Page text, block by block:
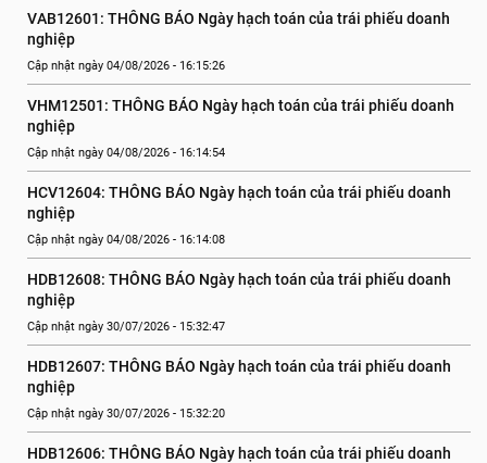
VAB12601: THÔNG BÁO Ngày hạch toán của trái phiếu doanh
nghiệp
Cập nhật ngày 04/08/2026 - 16:15:26
VHM12501: THÔNG BÁO Ngày hạch toán của trái phiếu doanh
nghiệp
Cập nhật ngày 04/08/2026 - 16:14:54
HCV12604: THÔNG BÁO Ngày hạch toán của trái phiếu doanh
nghiệp
Cập nhật ngày 04/08/2026 - 16:14:08
HDB12608: THÔNG BÁO Ngày hạch toán của trái phiếu doanh
nghiệp
Cập nhật ngày 30/07/2026 - 15:32:47
HDB12607: THÔNG BÁO Ngày hạch toán của trái phiếu doanh
nghiệp
Cập nhật ngày 30/07/2026 - 15:32:20
HDB12606: THÔNG BÁO Ngày hạch toán của trái phiếu doanh